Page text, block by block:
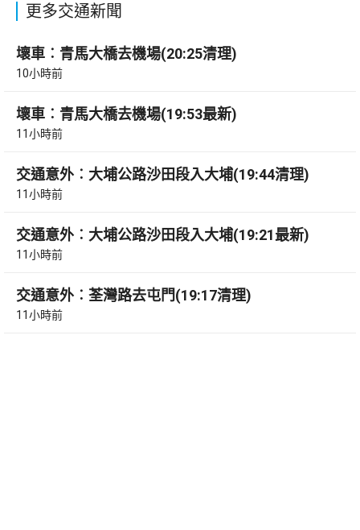
更多交通新聞
壞車︰青馬大橋去機場(20:25清理)
10小時前
壞車︰青馬大橋去機場(19:53最新)
11小時前
交通意外︰大埔公路沙田段入大埔(19:44清理)
11小時前
交通意外︰大埔公路沙田段入大埔(19:21最新)
11小時前
交通意外︰荃灣路去屯門(19:17清理)
11小時前